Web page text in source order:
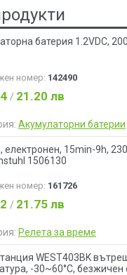
батерия 1.2VDC,
номер: 142490
/ 21.20 лв
Акумулаторни батерии
електронен, 15min-9h,
1506130
номер: 161726
/ 21.75 лв
Релета за време
WEST403BK
-30~60°C, безжичен